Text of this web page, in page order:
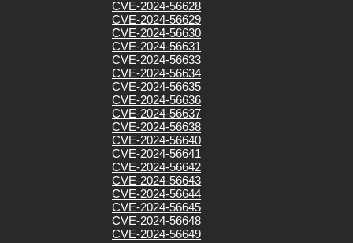
CVE-2024-56628
CVE-2024-56629
CVE-2024-56630
CVE-2024-56631
CVE-2024-56633
CVE-2024-56634
CVE-2024-56635
CVE-2024-56636
CVE-2024-56637
CVE-2024-56638
CVE-2024-56640
CVE-2024-56641
CVE-2024-56642
CVE-2024-56643
CVE-2024-56644
CVE-2024-56645
CVE-2024-56648
CVE-2024-56649